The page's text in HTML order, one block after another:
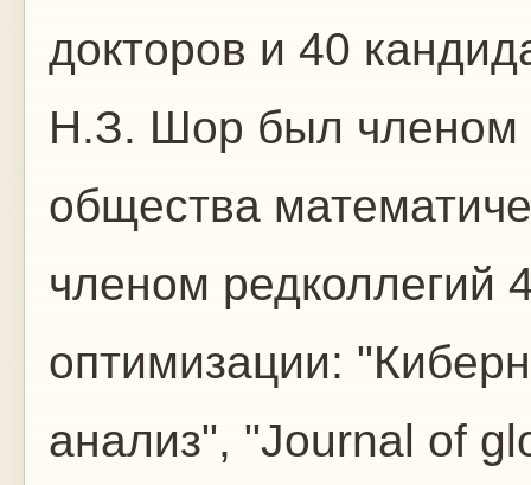
докторов и 40
Н.З. Шор был членом
общества
членом редколлегий
оптимизации:
анализ", "Journal of